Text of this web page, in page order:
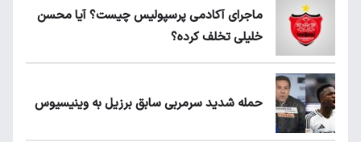
ماجرای آکادمی پرسپولیس چیست؟ آیا محسن
خلیلی تخلف کرده؟
حمله شدید سرمربی سابق برزیل به وینیسیوس